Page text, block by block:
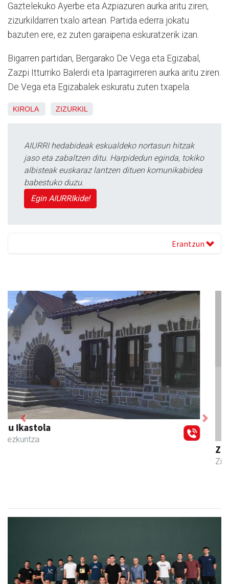
Gaztelekuko Ayerbe eta Azpiazuren aurka aritu ziren,
zizurkildarren txalo artean. Partida ederra jokatu
bazuten ere, ez zuten garaipena eskuratzerik izan.
Bigarren partidan, Bergarako De Vega eta Egizabal,
Zazpi Itturriko Balerdi eta Iparragirreren aurka aritu ziren.
De Vega eta Egizabalek eskuratu zuten txapela.
KIROLA ZIZURKIL
AIURRI hedabideak eskualdeko nortasun hitzak
jaso eta zabaltzen ditu. Harpidedun eginda, tokiko
albisteak euskaraz lantzen dituen komunikabidea
babestuko duzu.
Egin AIURRIkide!
Erantzun
Previous Next